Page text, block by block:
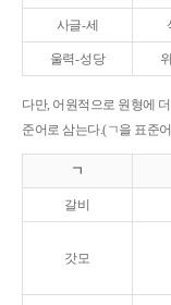
사글-세
울력-성당
다만, 어원적으로 원형에
준어로 삼는다.(ㄱ을 표준
ㄱ
갈비
갓모